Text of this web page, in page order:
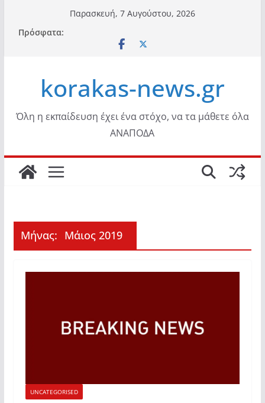
περιεχόμενο
Παρασκευή, 7 Αυγούστου, 2026
Πρόσφατα:
korakas-news.gr
Όλη η εκπαίδευση έχει ένα στόχο, να τα μάθετε όλα
ΑΝΑΠΟΔΑ
Μήνας: Μάιος 2019
UNCATEGORISED